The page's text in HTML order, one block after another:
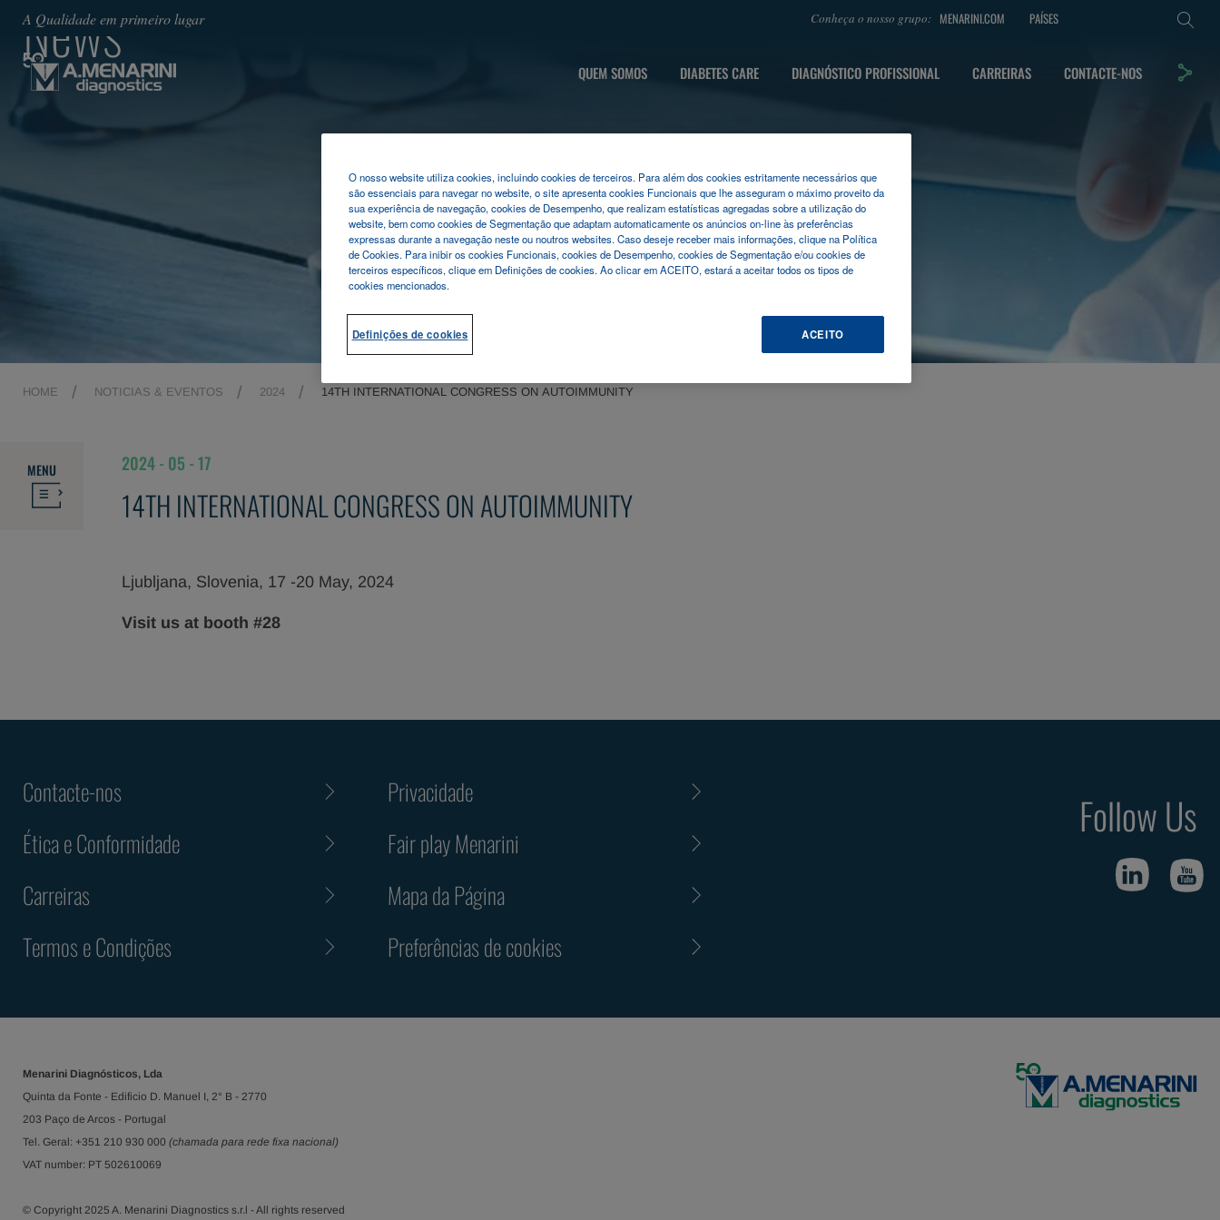
A Qualidade em primeiro lugar Conheça o nosso grupo: MENARINI.COM PAÍSES
QUEM SOMOS DIABETES CARE DIAGNÓSTICO PROFISSIONAL CARREIRAS CONTACTE-NOS
News
HOME NOTICIAS & EVENTOS 2024 14TH INTERNATIONAL CONGRESS ON AUTOIMMUNITY
MENU 2024 - 05 - 17
14TH INTERNATIONAL CONGRESS ON AUTOIMMUNITY
Ljubljana, Slovenia, 17 -20 May, 2024
Visit us at booth #28
Contacte-nos
Ética e Conformidade
Carreiras
Termos e Condições
Privacidade
Fair play Menarini
Mapa da Página
Preferências de cookies
Follow Us
Menarini Diagnósticos, Lda
Quinta da Fonte - Edificio D. Manuel I, 2° B - 2770
203 Paço de Arcos - Portugal
Tel. Geral: +351 210 930 000 (chamada para rede fixa nacional)
VAT number: PT 502610069
© Copyright 2025 A. Menarini Diagnostics s.r.l - All rights reserved
O nosso website utiliza cookies, incluindo cookies de terceiros. Para além dos cookies estritamente necessários que
são essenciais para navegar no website, o site apresenta cookies Funcionais que lhe asseguram o máximo proveito da
sua experiência de navegação, cookies de Desempenho, que realizam estatísticas agregadas sobre a utilização do
website, bem como cookies de Segmentação que adaptam automaticamente os anúncios on-line às preferências
expressas durante a navegação neste ou noutros websites. Caso deseje receber mais informações, clique na Política
de Cookies. Para inibir os cookies Funcionais, cookies de Desempenho, cookies de Segmentação e/ou cookies de
terceiros específicos, clique em Definições de cookies. Ao clicar em ACEITO, estará a aceitar todos os tipos de
cookies mencionados.
Definições de cookies ACEITO